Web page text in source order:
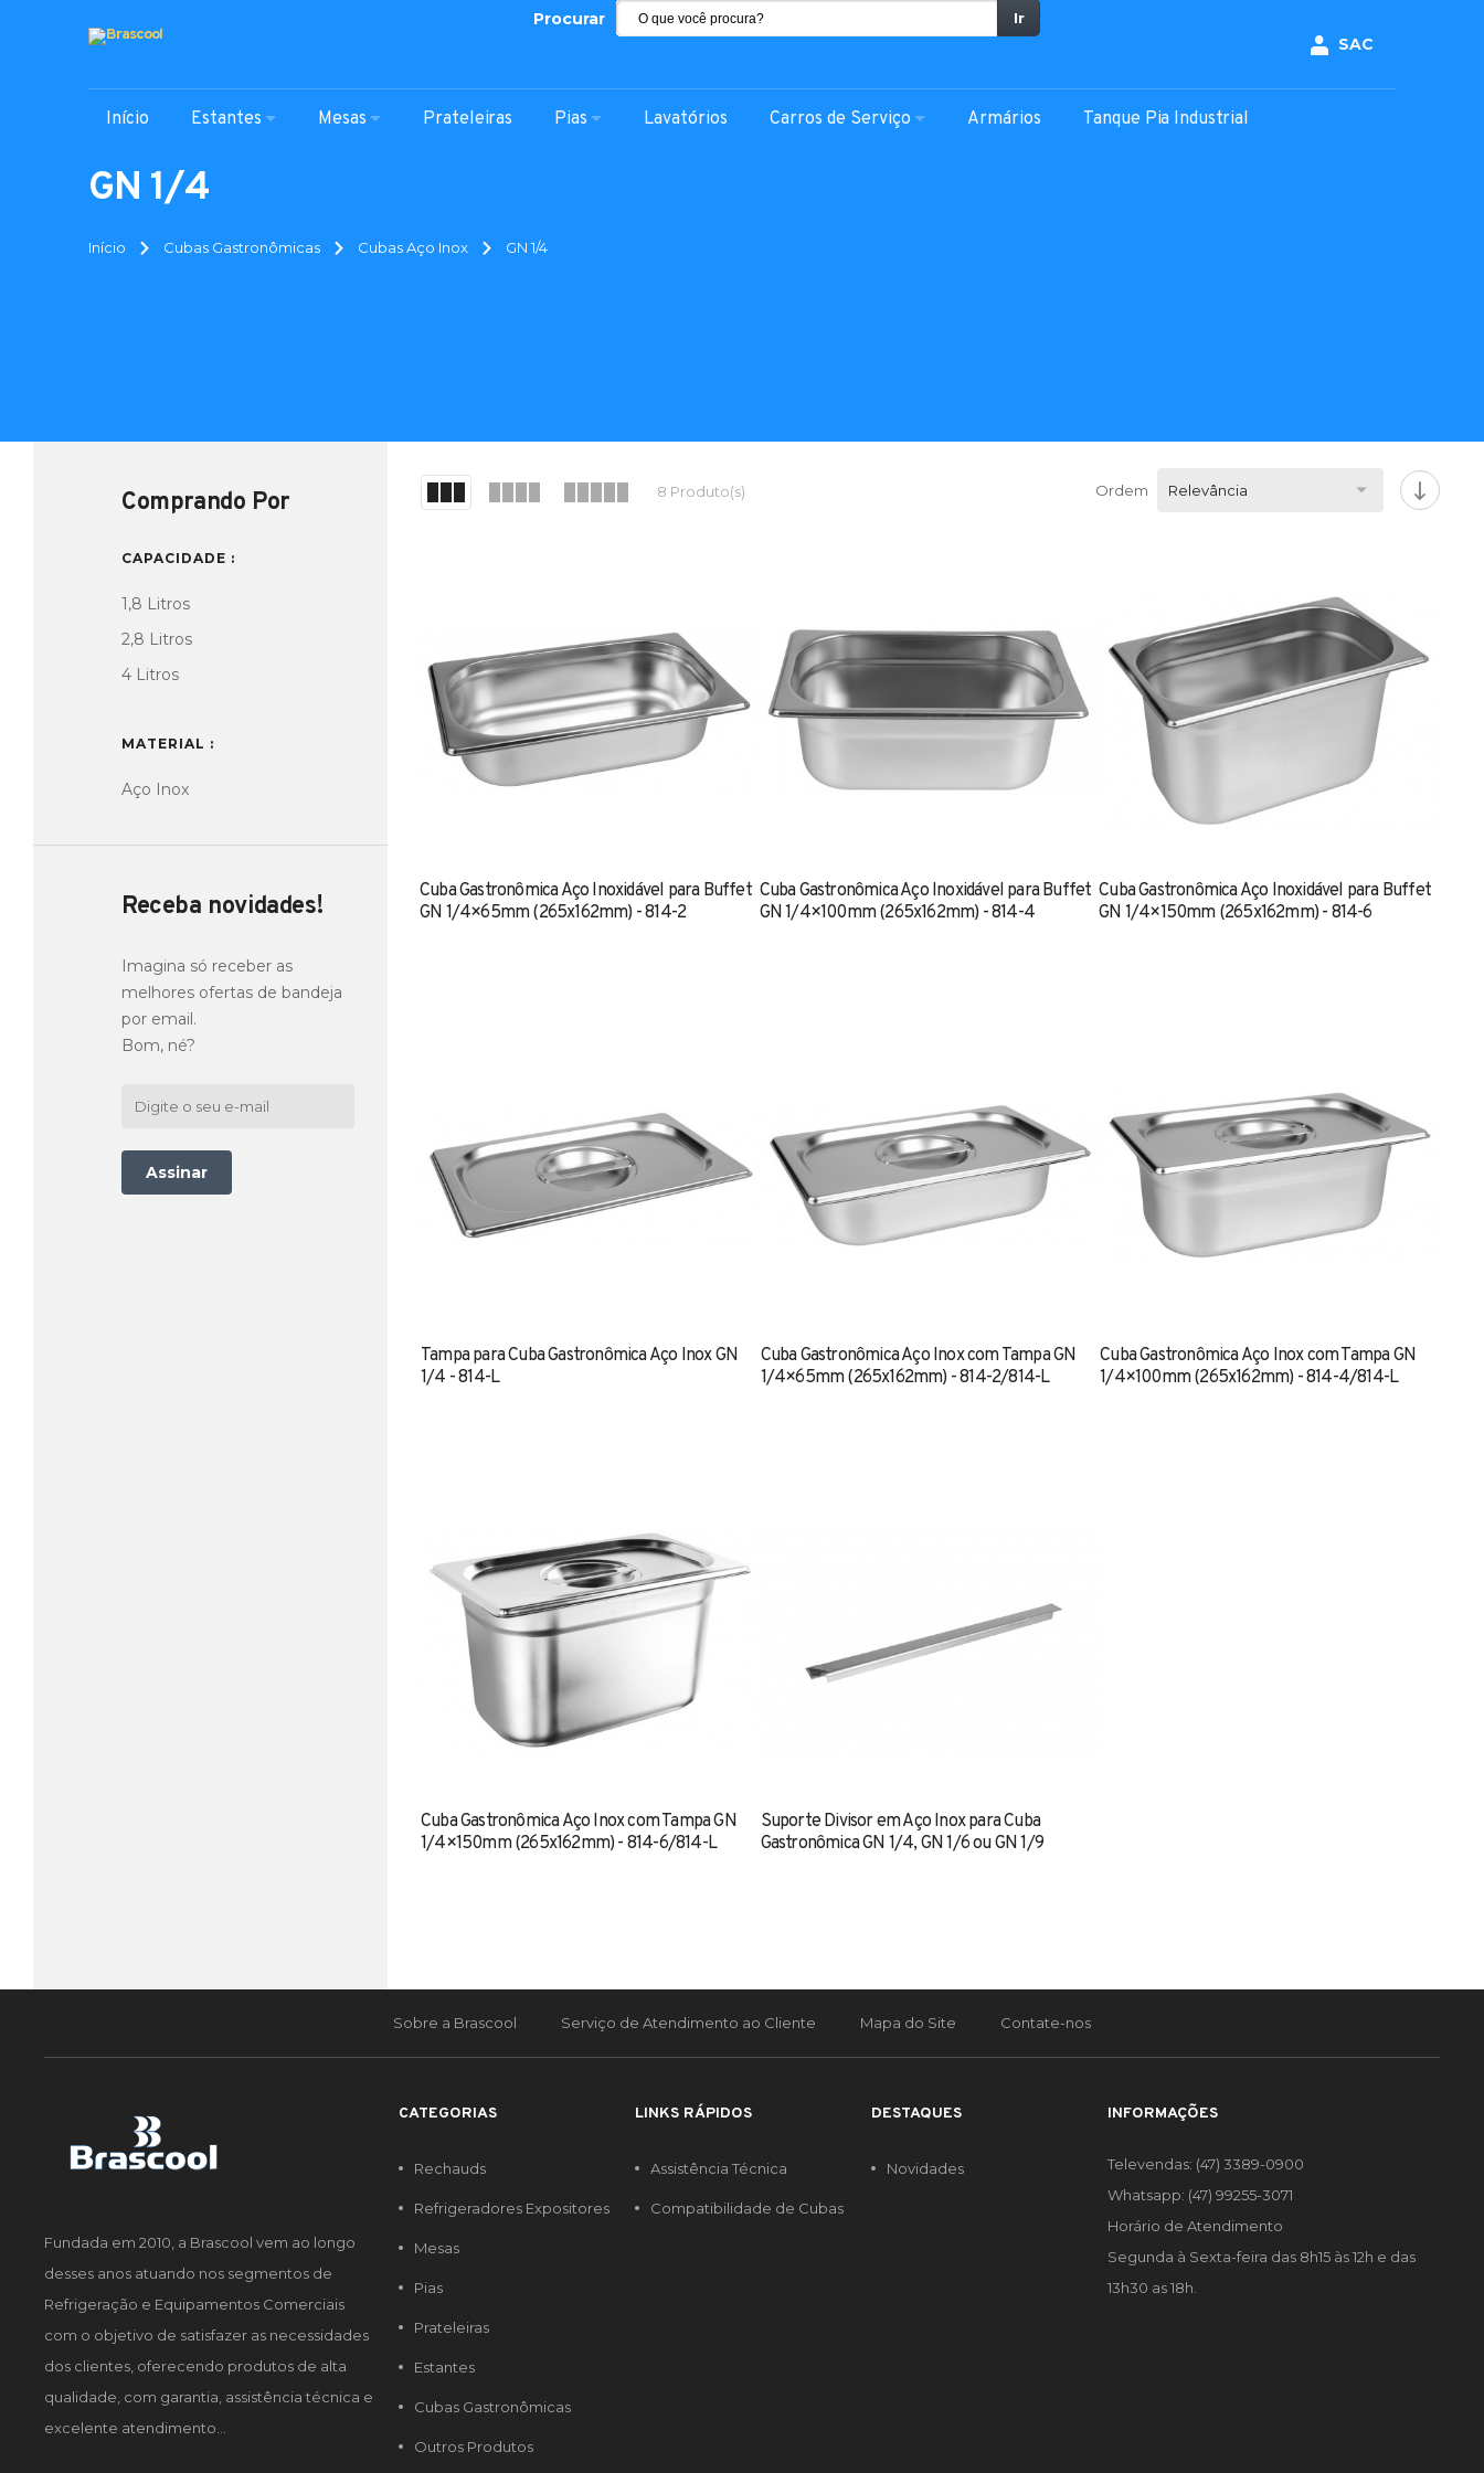
Procurar Ir
SAC
Início Estantes Mesas Prateleiras Pias Lavatórios Carros de Serviço Armários Tanque Pia Industrial
GN 1/4
Início Cubas Gastronômicas Cubas Aço Inox GN 1/4
8 Produto(s) Ordem Relevância
Cuba Gastronômica Aço Inoxidável para Buffet
GN 1/4×65mm (265x162mm) - 814-2
Cuba Gastronômica Aço Inoxidável para Buffet
GN 1/4×100mm (265x162mm) - 814-4
Cuba Gastronômica Aço Inoxidável para Buffet
GN 1/4×150mm (265x162mm) - 814-6
Tampa para Cuba Gastronômica Aço Inox GN
1/4 - 814-L
Cuba Gastronômica Aço Inox com Tampa GN
1/4×65mm (265x162mm) - 814-2/814-L
Cuba Gastronômica Aço Inox com Tampa GN
1/4×100mm (265x162mm) - 814-4/814-L
Cuba Gastronômica Aço Inox com Tampa GN
1/4×150mm (265x162mm) - 814-6/814-L
Suporte Divisor em Aço Inox para Cuba
Gastronômica GN 1/4, GN 1/6 ou GN 1/9
Comprando Por
CAPACIDADE
1,8 Litros
2,8 Litros
4 Litros
MATERIAL
Aço Inox
Receba novidades!
Imagina só receber as
melhores ofertas de bandeja
por email.
Bom, né?
Assinar
Sobre a Brascool Serviço de Atendimento ao Cliente Mapa do Site Contate-nos
Fundada em 2010, a Brascool vem ao longo
desses anos atuando nos segmentos de
Refrigeração e Equipamentos Comerciais
com o objetivo de satisfazer as necessidades
dos clientes, oferecendo produtos de alta
qualidade, com garantia, assistência técnica e
excelente atendimento...
INFORMAÇÕES
Televendas: (47) 3389-0900
Whatsapp: (47) 99255-3071
Horário de Atendimento
Segunda à Sexta-feira das 8h15 às 12h e das
13h30 as 18h.
CATEGORIAS
Rechauds
Refrigeradores Expositores
Mesas
Pias
Prateleiras
Estantes
Cubas Gastronômicas
Outros Produtos
LINKS RÁPIDOS
Assistência Técnica
Compatibilidade de Cubas
DESTAQUES
Novidades